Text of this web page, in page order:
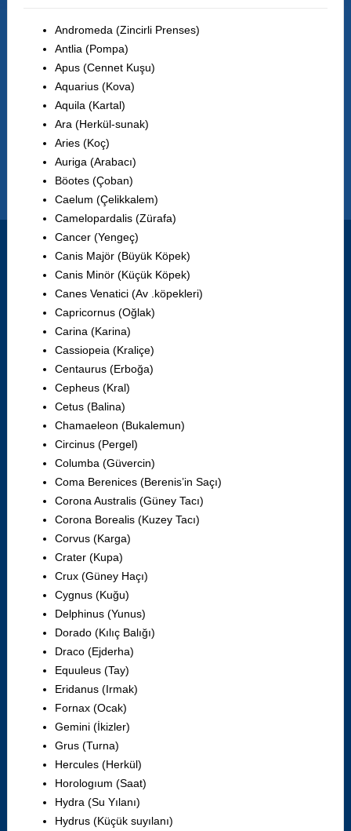
Andromeda (Zincirli Prenses)
Antlia (Pompa)
Apus (Cennet Kuşu)
Aquarius (Kova)
Aquila (Kartal)
Ara (Herkül-sunak)
Aries (Koç)
Auriga (Arabacı)
Böotes (Çoban)
Caelum (Çelikkalem)
Camelopardalis (Zürafa)
Cancer (Yengeç)
Canis Majör (Büyük Köpek)
Canis Minör (Küçük Köpek)
Canes Venatici (Av .köpekleri)
Capricornus (Oğlak)
Carina (Karina)
Cassiopeia (Kraliçe)
Centaurus (Erboğa)
Cepheus (Kral)
Cetus (Balina)
Chamaeleon (Bukalemun)
Circinus (Pergel)
Columba (Güvercin)
Coma Berenices (Berenis’in Saçı)
Corona Australis (Güney Tacı)
Corona Borealis (Kuzey Tacı)
Corvus (Karga)
Crater (Kupa)
Crux (Güney Haçı)
Cygnus (Kuğu)
Delphinus (Yunus)
Dorado (Kılıç Balığı)
Draco (Ejderha)
Equuleus (Tay)
Eridanus (Irmak)
Fornax (Ocak)
Gemini (İkizler)
Grus (Turna)
Hercules (Herkül)
Horologıum (Saat)
Hydra (Su Yılanı)
Hydrus (Küçük suyılanı)